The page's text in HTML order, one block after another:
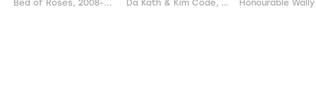
Bed of Roses, 2008-... Da Kath & Kim Code,
2005